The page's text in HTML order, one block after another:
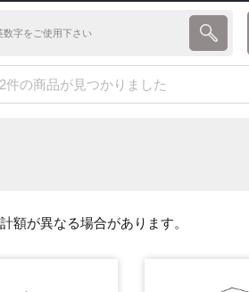
件の商品が見つかりました
額が異なる場合があります。